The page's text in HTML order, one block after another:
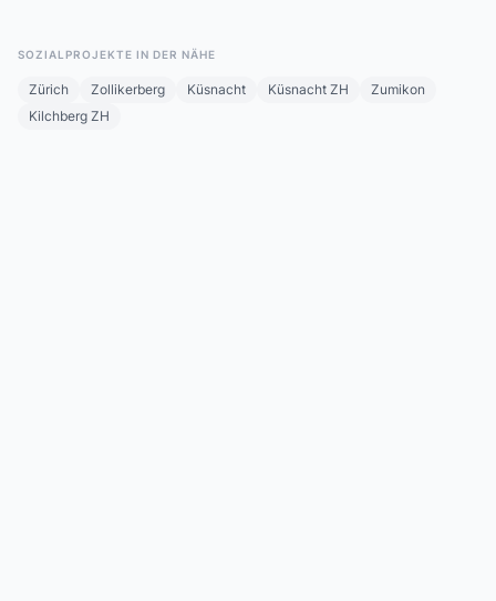
SOZIALPROJEKTE IN DER NÄHE
Zürich Zollikerberg Küsnacht Küsnacht ZH
Zumikon
Kilchberg ZH